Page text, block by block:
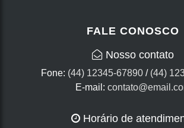
FALE CONOSCO
Nosso contato
Fone: (44) 12345-67890/ (44)
E-mail:
Horário de